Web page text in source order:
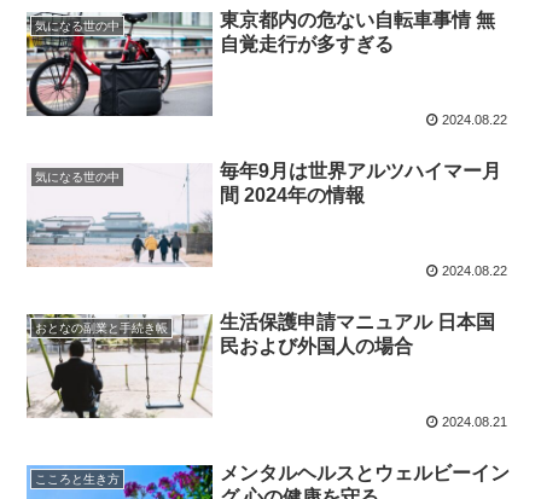
気になる世の中
東京都内の危ない自転車事情 無
自覚走行が多すぎる
2024.08.22
気になる世の中
毎年9月は世界アルツハイマー月
間 2024年の情報
2024.08.22
おとなの副業と手続き帳
生活保護申請マニュアル 日本国
民および外国人の場合
2024.08.21
こころと生き方
メンタルヘルスとウェルビーイン